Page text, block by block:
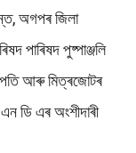
অগপৰ জিলা
পাৰিষদ পুষ্পাঞ্জলি
আৰু মিত্ৰজোটৰ
ডি এৰ অংশীদাৰী